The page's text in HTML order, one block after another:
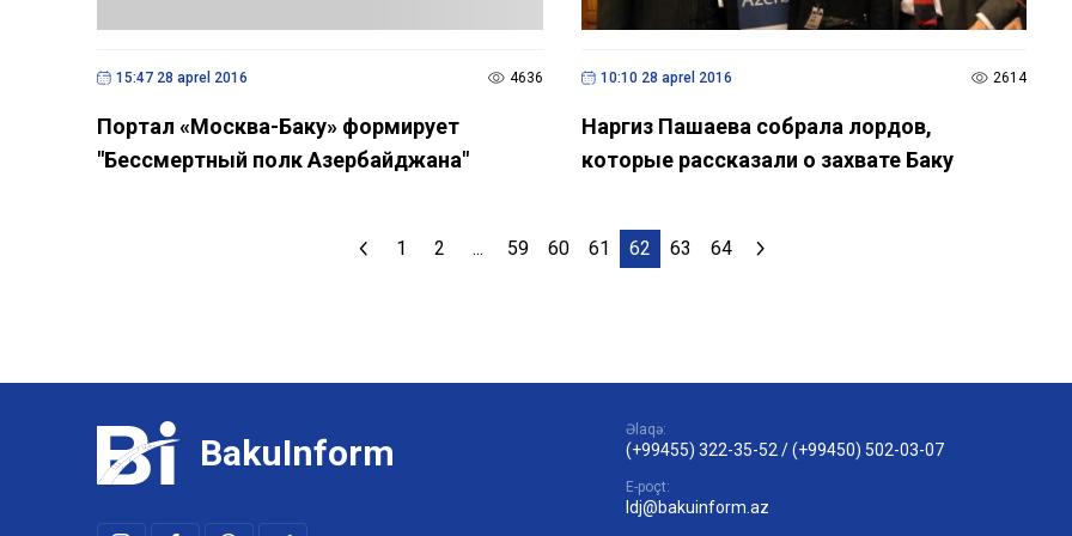
15:47 28 aprel 2016 4636
Портал «Москва-Баку» формирует
"Бессмертный полк Азербайджана"
10:10 28 aprel 2016 2614
Наргиз Пашаева собрала лордов,
которые рассказали о захвате Баку
1 2 ... 59 60 61 62 63 64
BakuInform
Əlaqə:
(+99455) 322-35-52 /(+99450) 502-03-07
E-poçt:
ldj@bakuinform.az